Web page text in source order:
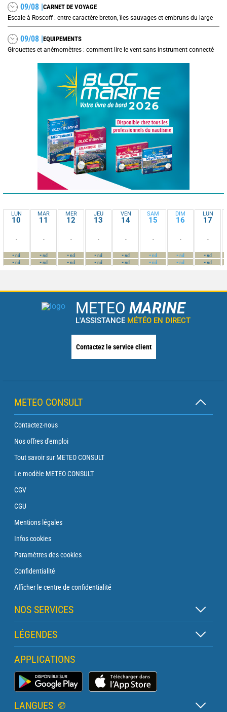
09/08 |CARNET DE VOYAGE
Escale à Roscoff : entre caractère breton, îles sauvages et embruns du large
09/08 |EQUIPEMENTS
Girouettes et anémomètres : comment lire le vent sans instrument connecté
LUN
10
-
-nd
-nd
MAR
11
-
-nd
-nd
MER
12
-
-nd
-nd
JEU
13
-
-nd
-nd
VEN
14
-
-nd
-nd
SAM
15
-
-nd
-nd
DIM
16
-
-nd
-nd
LUN
17
-
-nd
-nd
METEO MARINE
L'ASSISTANCE MÉTÉO EN DIRECT
Contactez le service client
METEO CONSULT
Contactez-nous
Nos offres d'emploi
Tout savoir sur METEO CONSULT
Le modèle METEO CONSULT
CGV
CGU
Mentions légales
Infos cookies
Paramètres des cookies
Confidentialité
Afficher le centre de confidentialité
NOS SERVICES
Abonnement Zen
Abonnement Balise
Abonnement Traversée
Abonnement Phare
LÉGENDES
Légende des cartes
Légende des pictogrammes
Glossaire
APPLICATIONS
Application Météo Marine
LANGUES